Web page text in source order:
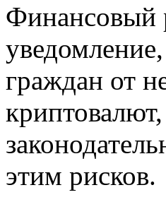
Финансовый
граждан от
этим рисков.